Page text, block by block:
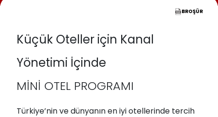
BROŞÜR
Küçük Oteller için Kanal
Yönetimi İçinde
MİNİ OTEL PROGRAMI
Türkiye’nin ve dünyanın en iyi otellerinde tercih